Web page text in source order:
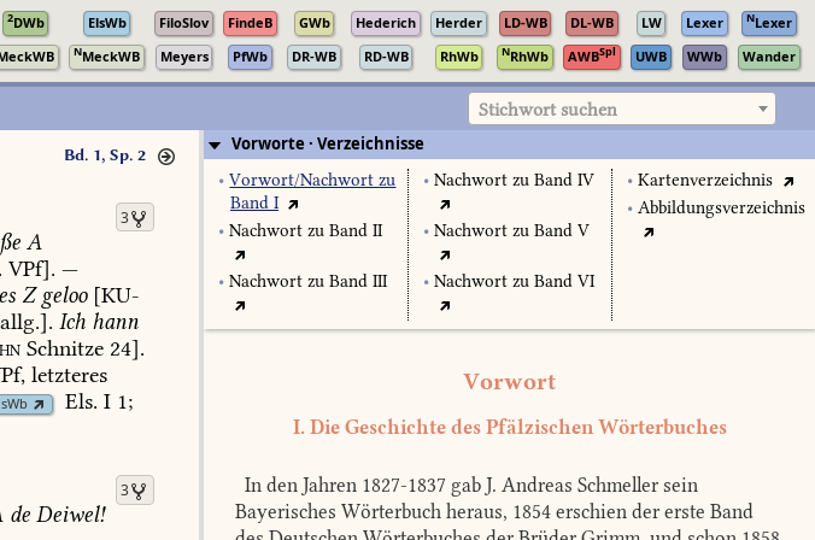
2DWb ElsWb FiloSlov FindeB GWb Hederich Herder LD-WB DL-WB LW Lexer NLexer
NMeckWB Meyers PfWb DR-WB RD-WB RhWb NRhWb AWBSpl UWB WWb Wander
Stichwort suchen
Bd. 1, Sp. 2
3
A
VPf]. —
Zgeloo[KU-
allg.]. Ich hann
Schnitze 24].
letzteres
Els. I1;
3
de Deiwel!
Vorworte · Verzeichnisse
• Vorwort/Nachwort zu
Band I
• Nachwort zu Band II
• Nachwort zu Band III
• Nachwort zu Band IV
• Nachwort zu Band V
• Nachwort zu Band VI
• Kartenverzeichnis
• Abbildungsverzeichnis
Vorwort
I. Die Geschichte des Pfälzischen Wörterbuches
In den Jahren 1827-1837 gab J. Andreas Schmeller sein
Bayerisches Wörterbuch heraus, 1854 erschien der erste Band